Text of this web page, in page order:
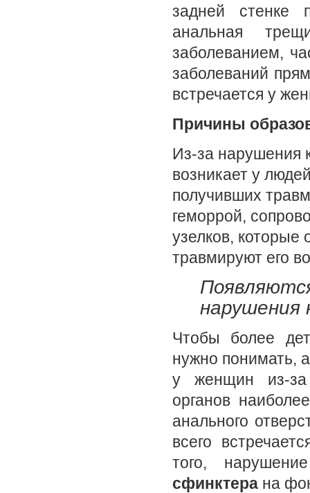
задней стенке
анальная
заболеванием,
заболеваний
встречается у
Причины
Из-за нарушения
возникает у
получивших
геморрой,
узелков, которые
травмируют его
нарушения
Чтобы более
нужно понимать,
у женщин из-за
органов
анального
всего
того,
сфинктерана